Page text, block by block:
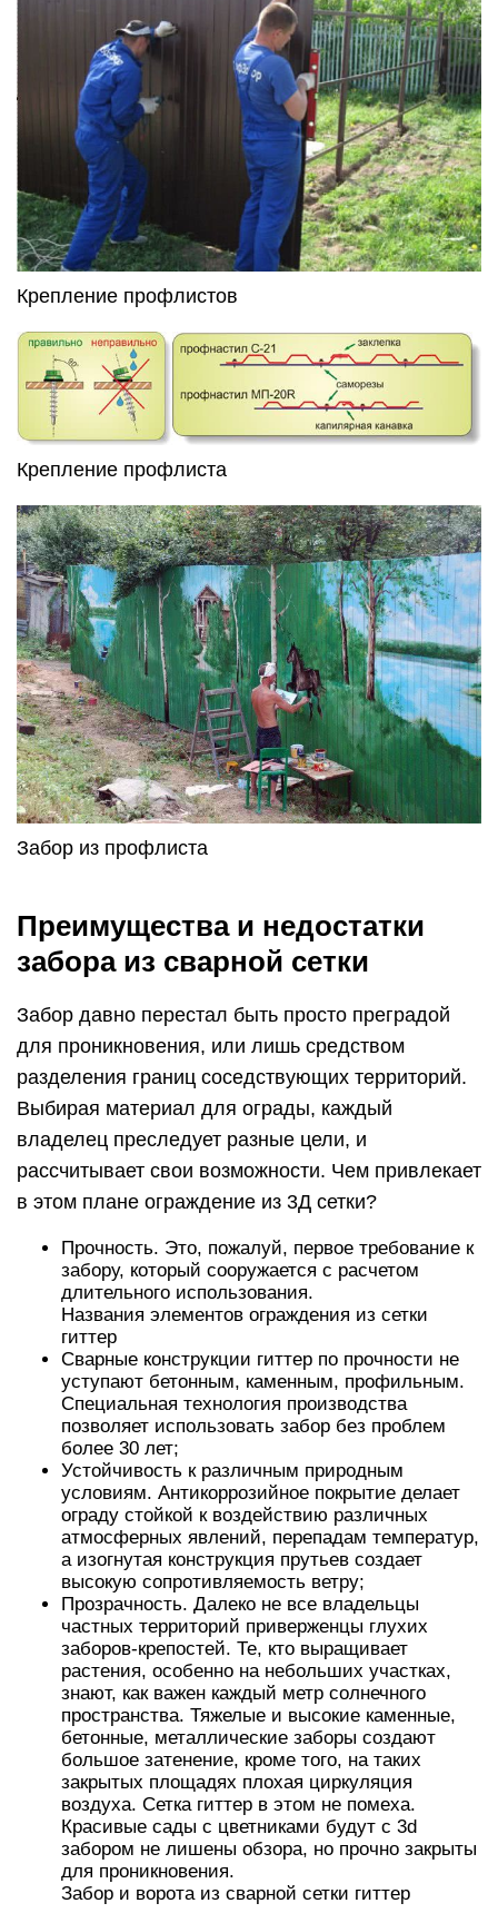
Крепление профлистов
Крепление профлиста
Забор из профлиста
Преимущества и недостатки
забора из сварной сетки
Забор давно перестал быть просто преградой
для проникновения, или лишь средством
разделения границ соседствующих территорий.
Выбирая материал для ограды, каждый
владелец преследует разные цели, и
рассчитывает свои возможности. Чем привлекает
в этом плане ограждение из 3Д сетки?
Прочность. Это, пожалуй, первое требование к
забору, который сооружается с расчетом
длительного использования.
Названия элементов ограждения из сетки
гиттер
Сварные конструкции гиттер по прочности не
уступают бетонным, каменным, профильным.
Специальная технология производства
позволяет использовать забор без проблем
более 30 лет;
Устойчивость к различным природным
условиям. Антикоррозийное покрытие делает
ограду стойкой к воздействию различных
атмосферных явлений, перепадам температур,
а изогнутая конструкция прутьев создает
высокую сопротивляемость ветру;
Прозрачность. Далеко не все владельцы
частных территорий приверженцы глухих
заборов-крепостей. Те, кто выращивает
растения, особенно на небольших участках,
знают, как важен каждый метр солнечного
пространства. Тяжелые и высокие каменные,
бетонные, металлические заборы создают
большое затенение, кроме того, на таких
закрытых площадях плохая циркуляция
воздуха. Сетка гиттер в этом не помеха.
Красивые сады с цветниками будут с 3d
забором не лишены обзора, но прочно закрыты
для проникновения.
Забор и ворота из сварной сетки гиттер